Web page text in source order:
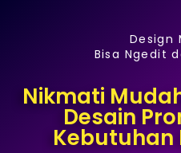
Design
Bisa Ngedit
Nikmati
Desain
Kebutuhan